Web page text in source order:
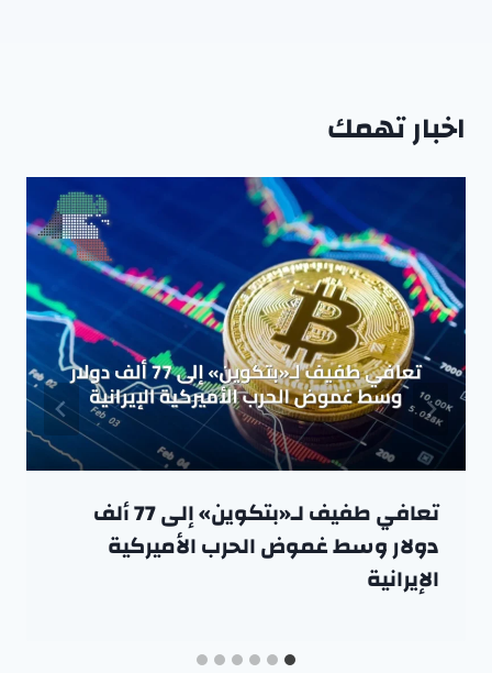
اخبار تهمك
تعافي طفيف لـ«بتكوين» إلى 77 ألف
دولار وسط غموض الحرب الأميركية
الإيرانية